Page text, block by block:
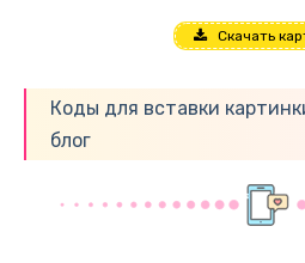
Скачать
Коды для вставки
блог